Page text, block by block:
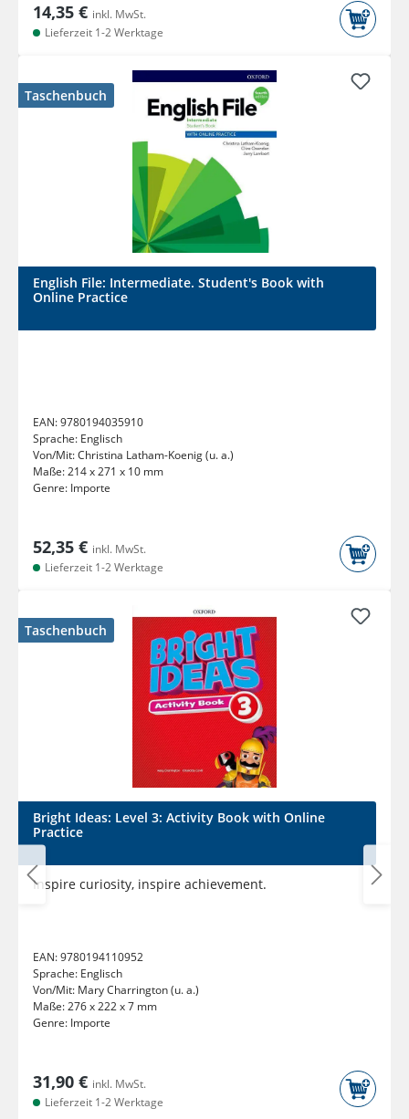
14,35 € inkl. MwSt.
Lieferzeit 1-2 Werktage
Taschenbuch
English File: Intermediate. Student's Book with
Online Practice
EAN:9780194035910
Sprache: Englisch
Von/Mit:Christina Latham-Koenig (u. a.)
Maße:214 x 271 x 10 mm
Genre: Importe
52,35 € inkl. MwSt.
Lieferzeit 1-2 Werktage
Taschenbuch
Bright Ideas: Level 3: Activity Book with Online
Practice
Inspire curiosity, inspire achievement.
EAN:9780194110952
Sprache: Englisch
Von/Mit: Mary Charrington (u. a.)
Maße:276 x 222 x 7 mm
Genre: Importe
31,90 € inkl. MwSt.
Lieferzeit 1-2 Werktage